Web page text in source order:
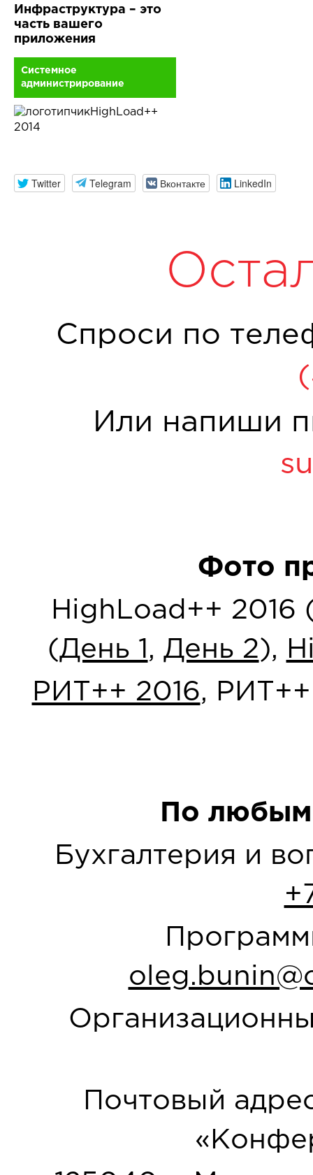
Инфраструктура – это
часть вашего
приложения
Системное
администрирование
HighLoad++
2014
Twitter Telegram Вконтакте LinkedIn
Спроси по
Или напиши
Фото
HighLoad++ 2016
(День 1 , День 2 ),
РИТ++ 2016,
По любым
Бухгалтерия и
Почтовый